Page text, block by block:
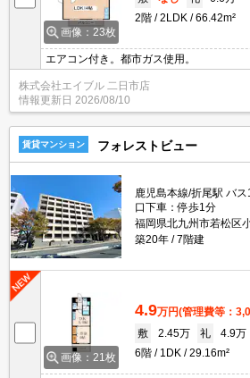
画像：23枚
2階
2LDK 66.42m²
エアコン付き。都市ガス使用。
株式会社エイブル 二日市店
情報更新日 2026/08/10
賃貸マンション フォレストビュー
鹿児島本線/折尾駅 バ
口下車：停歩1分
福岡県北九州市若松区
築20年
7階建
画像：21枚
4.9万円(管理費等：
敷
2.45万 礼
4.9万
6階
1DK 29.16m²